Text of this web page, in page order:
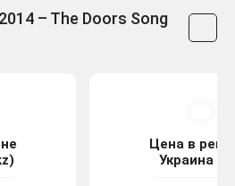
– The Doors Song
Цена в
Украина